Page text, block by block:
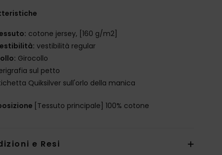
cotone jersey, [160 g/m2]
vestibilità regular
Girocollo
sul petto
Quiksilver sull'orlo della manica
[Tessuto principale] 100% cotone
e Resi